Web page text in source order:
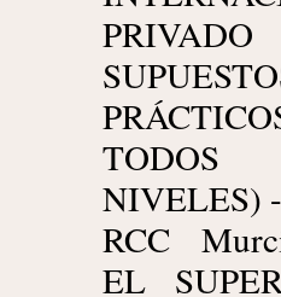
NIVELES)
RCC
EL